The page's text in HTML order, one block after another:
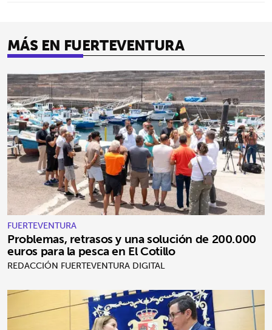
MÁS EN FUERTEVENTURA
FUERTEVENTURA
Problemas, retrasos y una solución de 200.000
euros para la pesca en El Cotillo
REDACCIÓN FUERTEVENTURA DIGITAL